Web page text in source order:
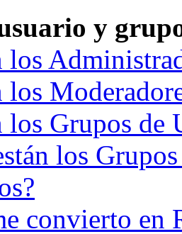
y
los
los
los Grupos de
los
convierto en